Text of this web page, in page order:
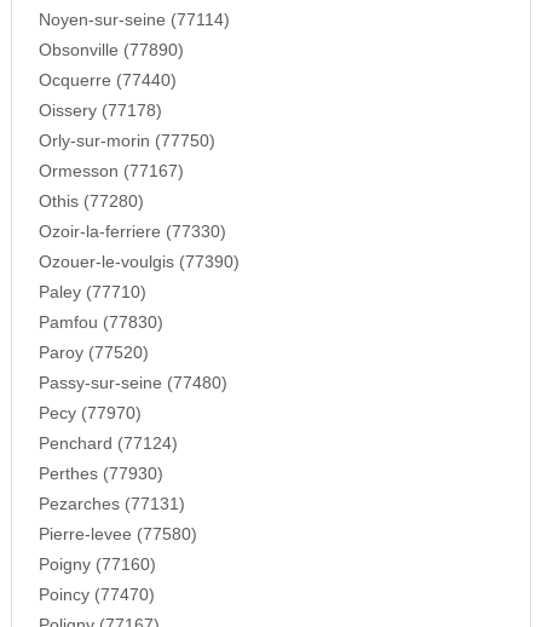
Noyen-sur-seine (77114)
Obsonville (77890)
Ocquerre (77440)
Oissery (77178)
Orly-sur-morin (77750)
Ormesson (77167)
Othis (77280)
Ozoir-la-ferriere (77330)
Ozouer-le-voulgis (77390)
Paley (77710)
Pamfou (77830)
Paroy (77520)
Passy-sur-seine (77480)
Pecy (77970)
Penchard (77124)
Perthes (77930)
Pezarches (77131)
Pierre-levee (77580)
Poigny (77160)
Poincy (77470)